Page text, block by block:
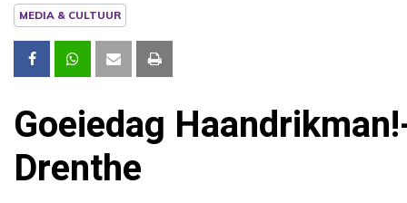
MEDIA & CULTUUR
Goeiedag
Drenthe